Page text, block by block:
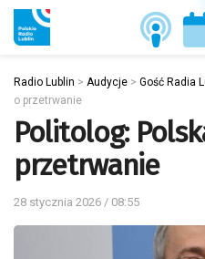
Radio Lublin > Audycje > Gość Radia
o przetrwanie
Politolog:
przetrwanie
28 stycznia 2026 / 08:55